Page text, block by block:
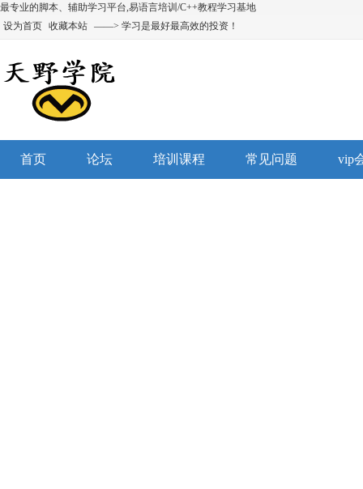
最专业的脚本、辅助学习平台,易语言培训/C++教程学习基地
设为首页 收藏本站 ——> 学习是最好最高效的投资！
首页 论坛 培训课程 常见问题 vip